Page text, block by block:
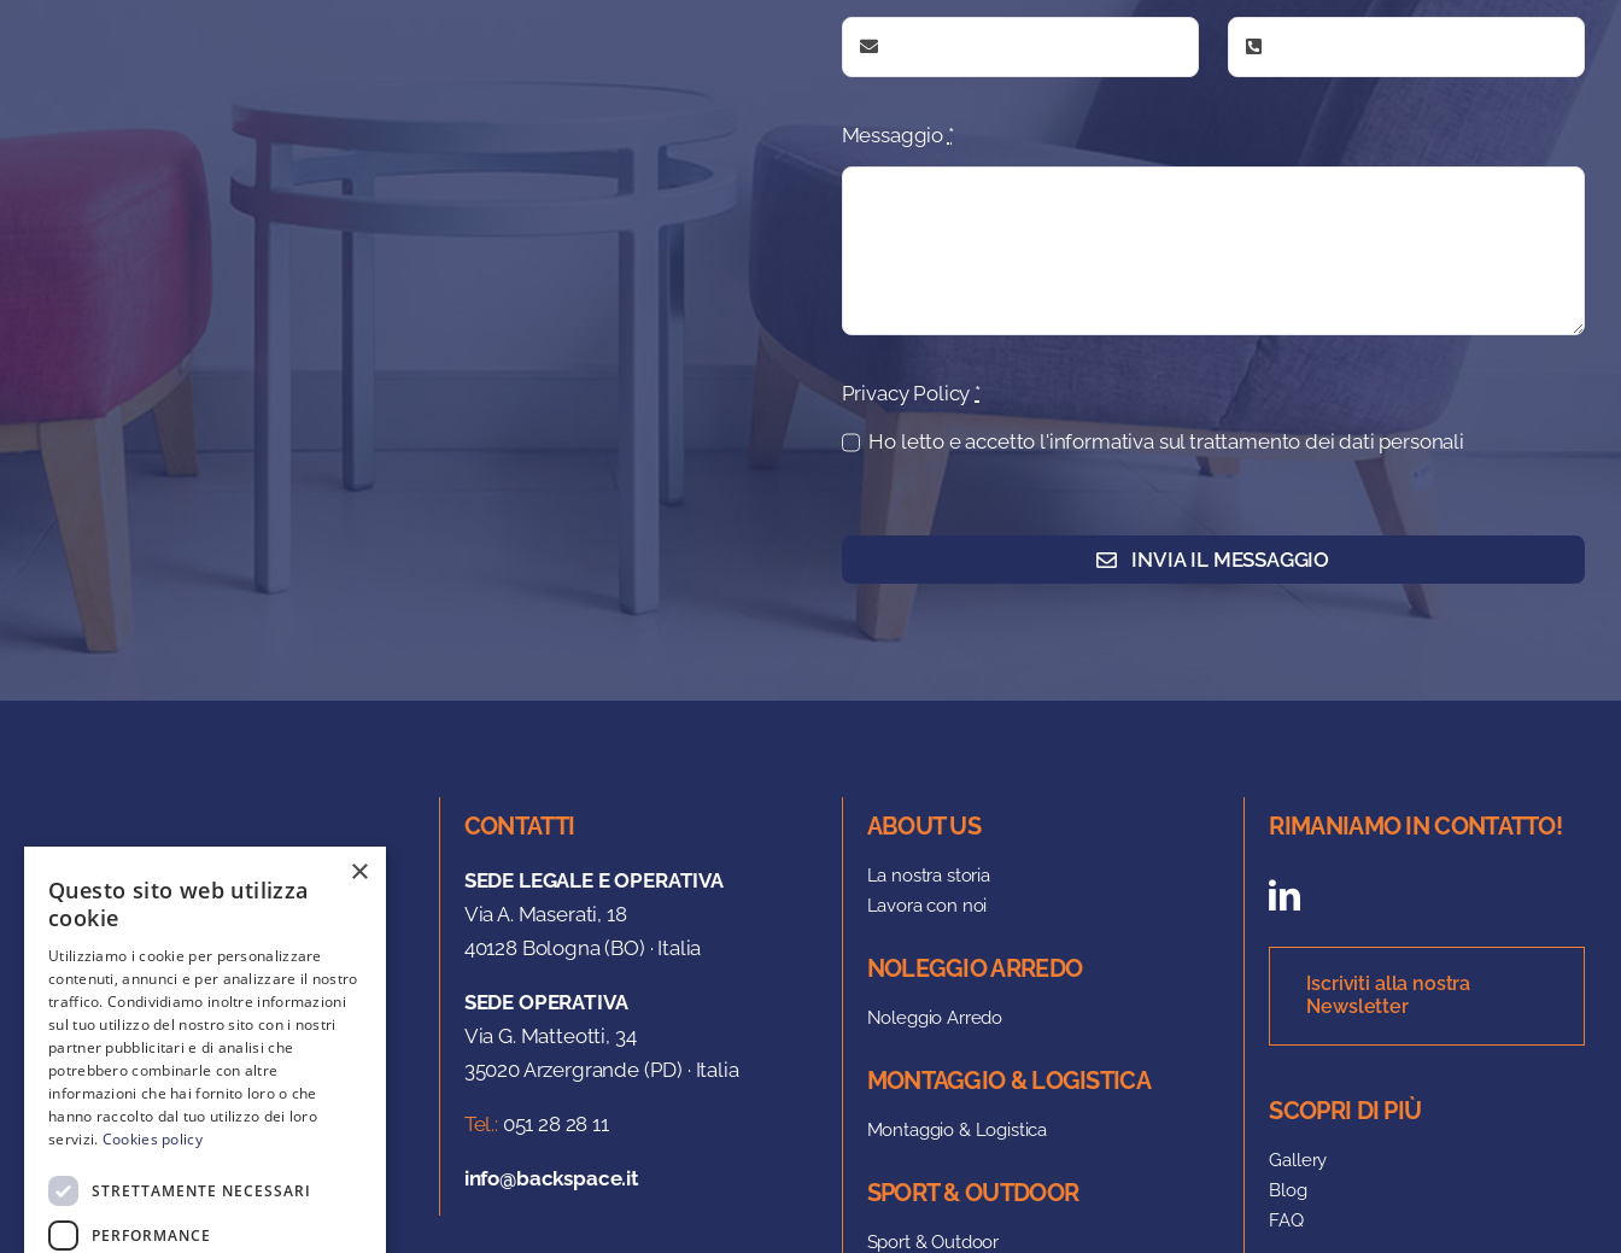
Messaggio *
Privacy Policy *
Ho letto e accetto l'informativa sul trattamento dei dati personali
INVIA IL MESSAGGIO
CONTATTI
SEDE LEGALE E OPERATIVA
Via A. Maserati, 18
40128 Bologna (BO) · Italia
SEDE OPERATIVA
Via G. Matteotti, 34
35020 Arzergrande (PD) · Italia
Tel.: 051 28 28 11
info@backspace.it
ABOUT US
La nostra storia
Lavora con noi
NOLEGGIO ARREDO
Noleggio Arredo
MONTAGGIO & LOGISTICA
Montaggio & Logistica
SPORT & OUTDOOR
Sport & Outdoor
RIMANIAMO IN CONTATTO!
Iscriviti alla nostra
Newsletter
SCOPRI DI PIÙ
Gallery
Blog
FAQ
×
Questo sito web utilizza
cookie
Utilizziamo i cookie per personalizzare
contenuti, annunci e per analizzare il nostro
traffico. Condividiamo inoltre informazioni
sul tuo utilizzo del nostro sito con i nostri
partner pubblicitari e di analisi che
potrebbero combinarle con altre
informazioni che hai fornito loro o che
hanno raccolto dal tuo utilizzo dei loro
servizi. Cookies policy
STRETTAMENTE NECESSARI
PERFORMANCE